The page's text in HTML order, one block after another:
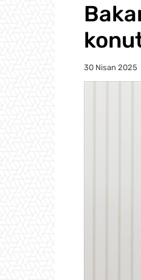
30 Nisan 2025